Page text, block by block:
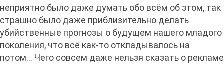
неприятно было даже думать обо всём об этом, так
страшно было даже приблизительно делать
убийственные прогнозы о будущем нашего младого
поколения, что всё как-то откладывалось на
потом… Чего совсем даже нельзя сказать о рекламе